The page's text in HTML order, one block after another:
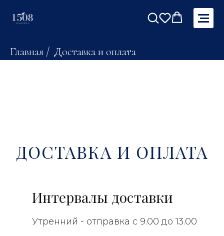
Главная / Доставка и оплата
ДОСТАВКА И ОПЛАТА
Интервалы доставки
Утренний - отправка с 9.00 до 13.00